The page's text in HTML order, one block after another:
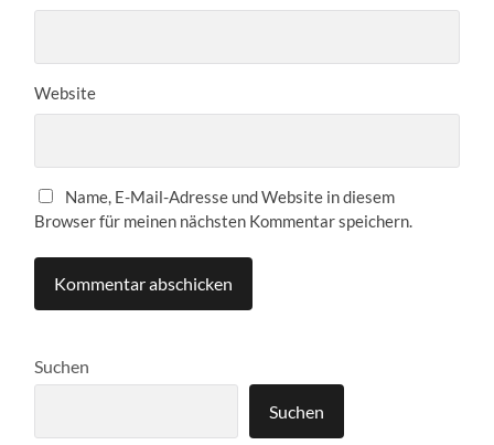
Website
Name, E-Mail-Adresse und Website in diesem
Browser für meinen nächsten Kommentar speichern.
Suchen
Suchen